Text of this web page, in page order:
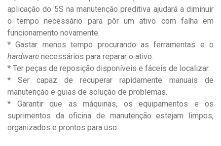
aplicação do 5S na manutenção preditiva ajudará a diminuir
o tempo necessário para pôr um ativo com falha em
funcionamento novamente:
* Gastar menos tempo procurando as ferramentas e o
hardware necessários para reparar o ativo.
* Ter peças de reposição disponíveis e fáceis de localizar.
* Ser capaz de recuperar rapidamente manuais de
manutenção e guias de solução de problemas.
* Garantir que as máquinas, os equipamentos e os
suprimentos da oficina de manutenção estejam limpos,
organizados e prontos para uso.